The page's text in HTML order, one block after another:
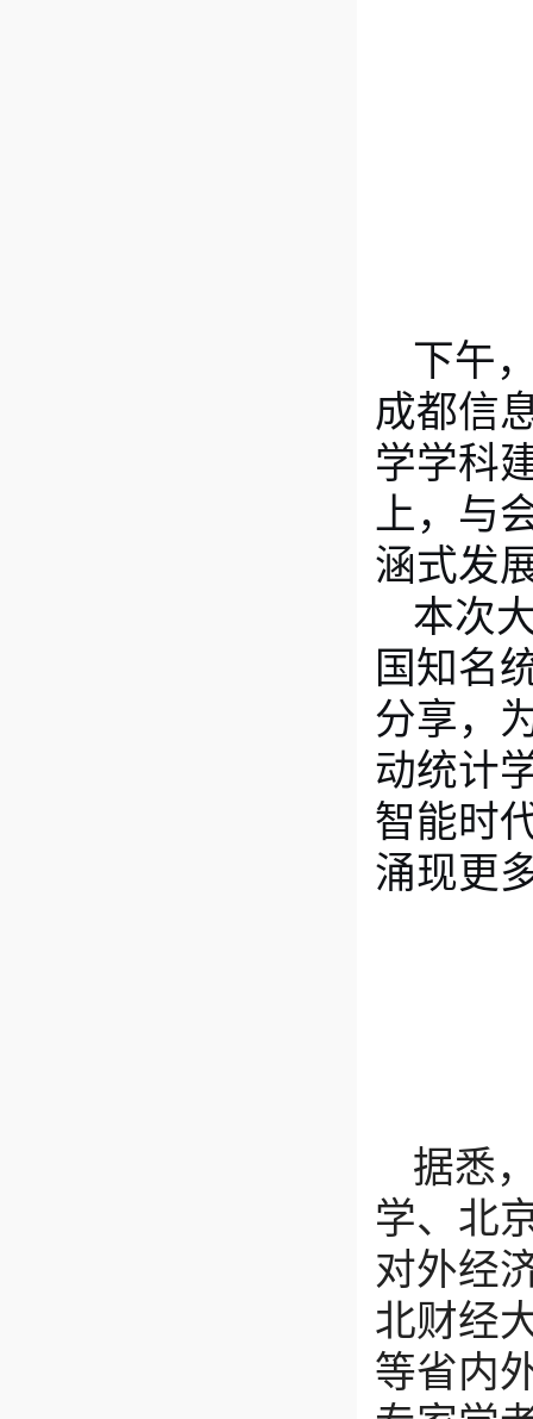
下午
成都信
学学科
上 ， 与
涵式发
本次
国知名
分享，
动统计
智能时
涌现更
据悉
学、北
对外经
北财经
等省内